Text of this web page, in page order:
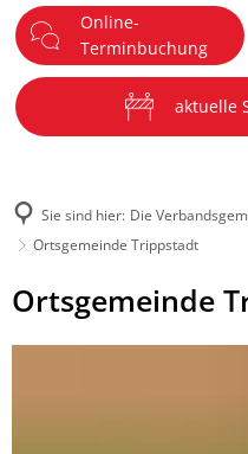
Menü
Online-
Terminbuchung
aktuelle
Sie sind hier: Die
Ortsgemeinde Trippstadt
Ortsgemeinde
Trippstadt
Ortsgemeinde